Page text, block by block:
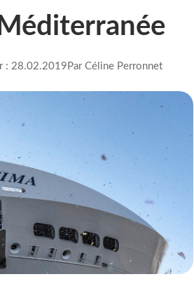
: 28.02.2019 Par Céline Perronnet